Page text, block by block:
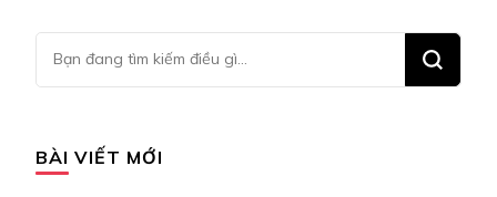
Bạn
muốn
BÀI VIẾT MỚI